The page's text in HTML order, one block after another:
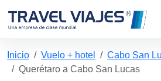
Inicio Vuelo + hotel
Cabo San
Querétaro a Cabo San Lucas